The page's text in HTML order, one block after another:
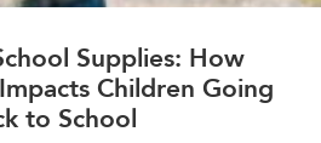
Supplies: How
Children Going
to School